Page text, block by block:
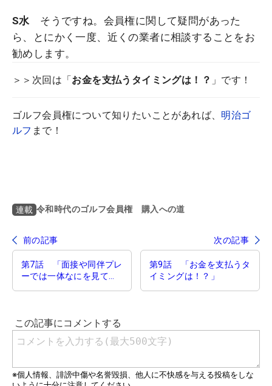
S水 そうですね。会員権に関して疑問があった
ら、とにかく一度、近くの業者に相談することをお
勧めします。
＞＞次回は「 お金を支払うタイミングは！？ 」です！
ゴルフ会員権について知りたいことがあれば、 明治ゴ
ルフ まで！
連載 令和時代のゴルフ会員権 購入への道
前の記事 次の記事
第7話 「面接や同伴プレ
ーでは一体なにを見てい
第9話 「お金を支払うタ
イミングは！？」